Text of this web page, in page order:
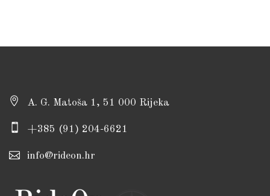
A. G. Matoša 1, 51 000 Rijeka
+385 (91) 204-6621
info@rideon.hr